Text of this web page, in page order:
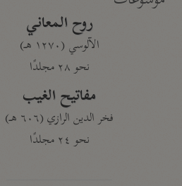
روح المعاني
الآلوسي (١٢٧٠ هـ)
نحو ٢٨ مجلدًا
مفاتيح الغيب
فخر الدين الرازي (٦٠٦ هـ)
نحو ٢٤ مجلدًا